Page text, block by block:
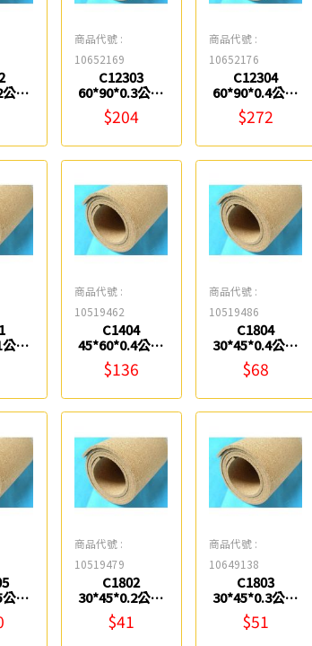
分
商品代號 :
10652169
C12303
60*90*0.3公分
全K軟木片 0983
$204
商品代號 :
10652176
C12304
60*90*0.4公分
全K軟木片 0983
$272
分
0983
商品代號 :
10519462
C1404
45*60*0.4公分
4K軟木片 0983
$136
商品代號 :
10519486
C1804
30*45*0.4公分
軟木 0983
$68
分
商品代號 :
10519479
C1802
30*45*0.2公分
軟木 0983
$41
商品代號 :
10649138
C1803
30*45*0.3公分
軟木 0983
$51